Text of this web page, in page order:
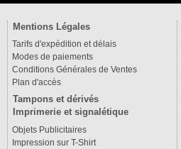
Mentions Légales
Tarifs d'expédition et délais
Modes de paiements
Conditions Générales de Ventes
Plan d'accès
Tampons et dérivés
Imprimerie et signalétique
Objets Publicitaires
Impression sur T-Shirt